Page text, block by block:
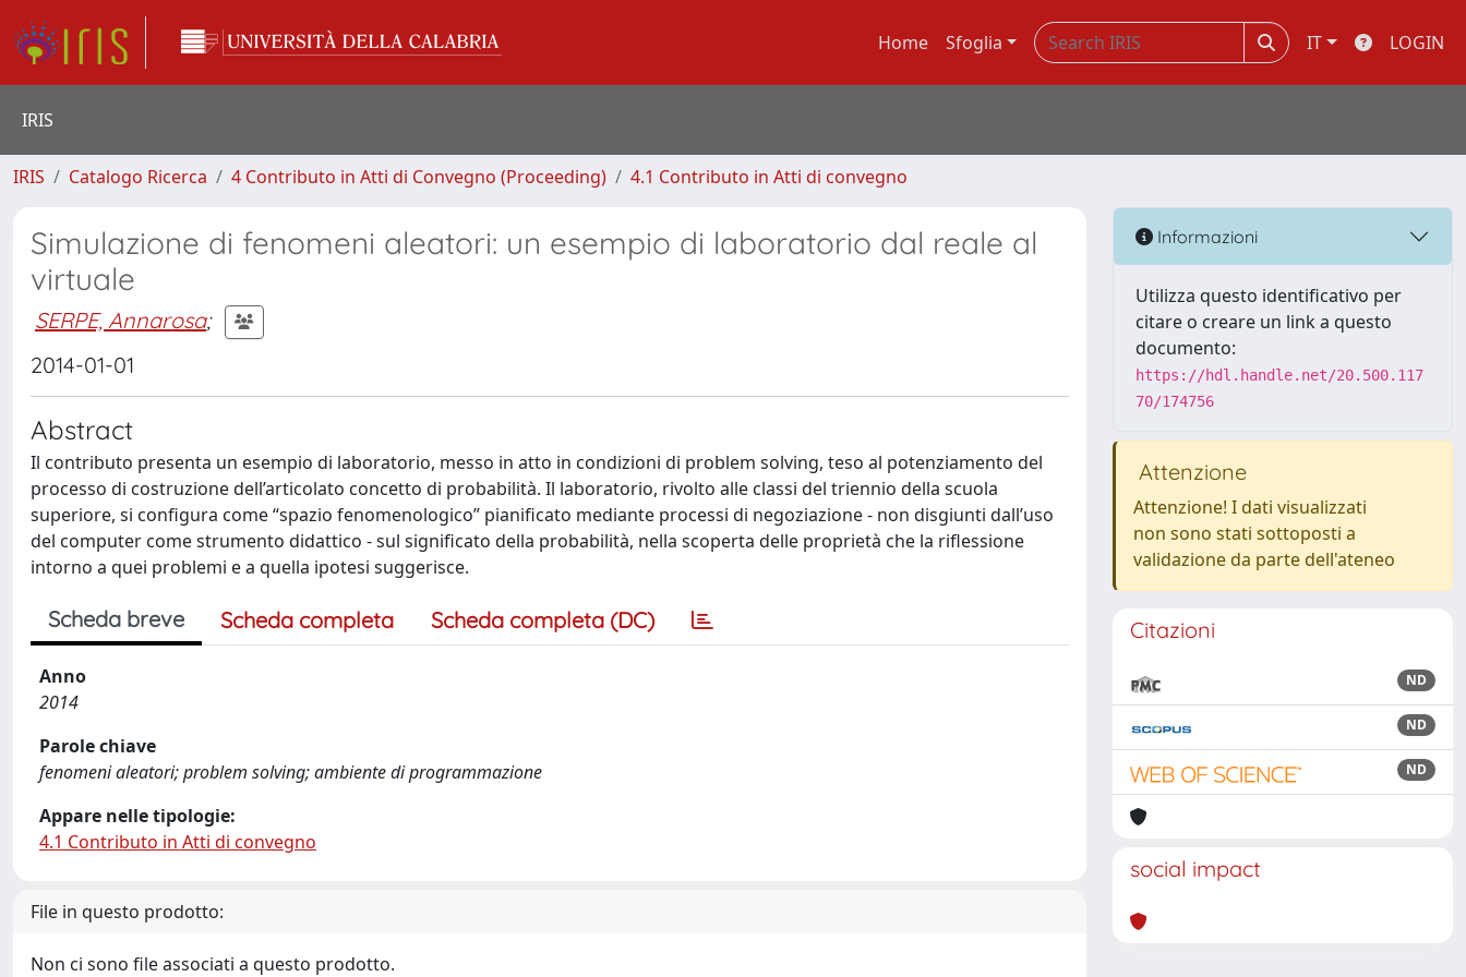
Home Sfoglia IT LOGIN
IRIS
IRIS Catalogo Ricerca 4 Contributo in Atti di Convegno (Proceeding) 4.1 Contributo in Atti di convegno
Simulazione di fenomeni aleatori: un esempio di laboratorio dal reale al
virtuale
SERPE, Annarosa;
2014-01-01
Abstract
Il contributo presenta un esempio di laboratorio, messo in atto in condizioni di problem solving, teso al potenziamento del
processo di costruzione dell’articolato concetto di probabilità. Il laboratorio, rivolto alle classi del triennio della scuola
superiore, si configura come “spazio fenomenologico” pianificato mediante processi di negoziazione - non disgiunti dall’uso
del computer come strumento didattico - sul significato della probabilità, nella scoperta delle proprietà che la riflessione
intorno a quei problemi e a quella ipotesi suggerisce.
Scheda breve Scheda completa Scheda completa (DC)
Anno
2014
Parole chiave
fenomeni aleatori; problem solving; ambiente di programmazione
Appare nelle tipologie:
4.1 Contributo in Atti di convegno
File in questo prodotto:
Non ci sono file associati a questo prodotto.
Informazioni
Utilizza questo identificativo per
citare o creare un link a questo
documento:
https://hdl.handle.net/20.500.117
70/174756
Attenzione
Attenzione! I dati visualizzati
non sono stati sottoposti a
validazione da parte dell'ateneo
Citazioni
ND
ND
ND
social impact